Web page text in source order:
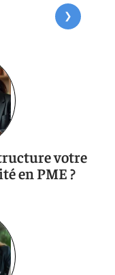
votre
en PME ?